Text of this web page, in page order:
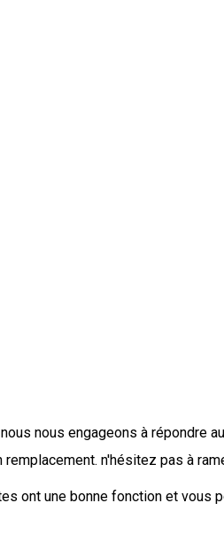
nous engageons à
n'hésitez pas à
ont une bonne fonction et